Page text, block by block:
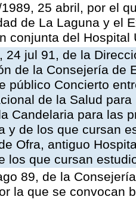
25 abril, por el
de La Laguna y el
conjunta del Hospital
24 jul 91, de la
de la Consejería de
público Concierto
de la Salud
Candelaria para las
y de los que cursan
Ofra, antiguo
los que cursan
89, de la
la que se convocan